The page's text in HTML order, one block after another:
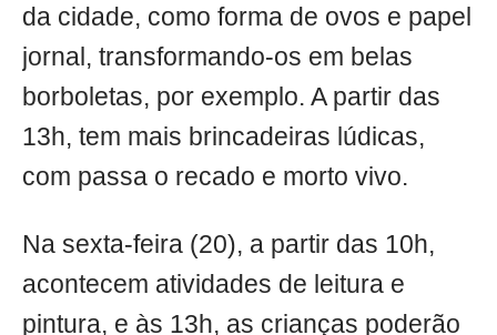
da cidade, como forma de ovos e papel
jornal, transformando-os em belas
borboletas, por exemplo. A partir das
13h, tem mais brincadeiras lúdicas,
com passa o recado e morto vivo.
Na sexta-feira (20), a partir das 10h,
acontecem atividades de leitura e
pintura, e às 13h, as crianças poderão